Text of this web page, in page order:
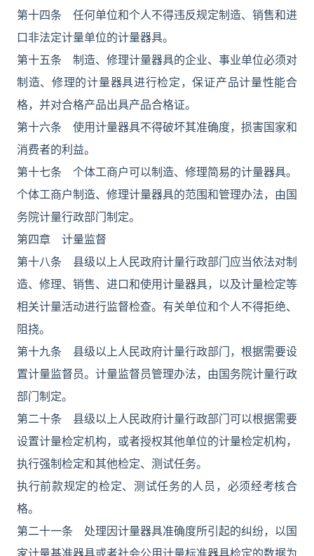
第十四条 任何单位和个人不得违反规定制造、销售和进
口非法定计量单位的计量器具。
第十五条 制造、修理计量器具的企业、事业单位必须对
制造、修理的计量器具进行检定，保证产品计量性能合
格，并对合格产品出具产品合格证。
第十六条 使用计量器具不得破坏其准确度，损害国家和
消费者的利益。
第十七条 个体工商户可以制造、修理简易的计量器具。
个体工商户制造、修理计量器具的范围和管理办法，由国
务院计量行政部门制定。
第四章 计量监督
第十八条 县级以上人民政府计量行政部门应当依法对制
造、修理、销售、进口和使用计量器具，以及计量检定等
相关计量活动进行监督检查。有关单位和个人不得拒绝、
阻挠。
第十九条 县级以上人民政府计量行政部门，根据需要设
置计量监督员。计量监督员管理办法，由国务院计量行政
部门制定。
第二十条 县级以上人民政府计量行政部门可以根据需要
设置计量检定机构，或者授权其他单位的计量检定机构，
执行强制检定和其他检定、测试任务。
执行前款规定的检定、测试任务的人员，必须经考核合
格。
第二十一条 处理因计量器具准确度所引起的纠纷，以国
家计量基准器具或者社会公用计量标准器具检定的数据为